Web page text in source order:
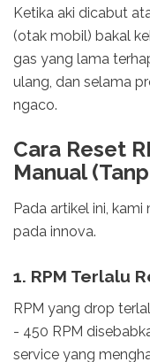
Ketika aki dicabut
(otak mobil) bakal
gas yang lama
ulang, dan selama
ngaco.
Cara Reset
Manual
Pada artikel ini,
pada innova.
1. RPM Terlalu
RPM yang drop
- 450 RPM
service yang